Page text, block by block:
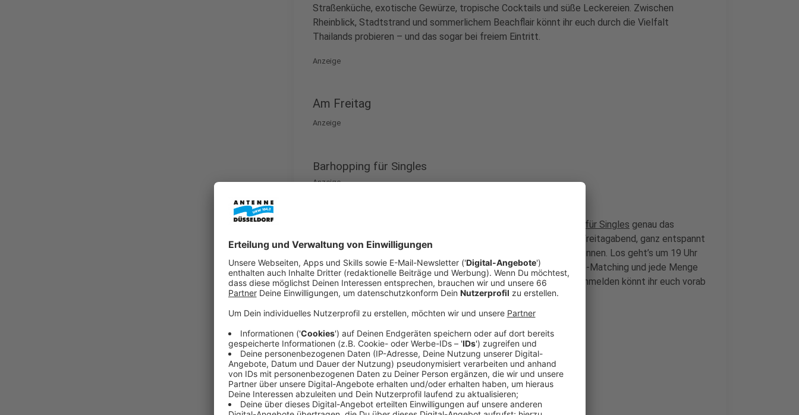
Straßenküche, exotische Gewürze, tropische Cocktails und süße Leckereien. Zwischen
Rheinblick, Stadtstrand und sommerlichem Beachflair könnt ihr euch durch die Vielfalt
Thailands probieren – und das sogar bei freiem Eintritt.
Anzeige
Am Freitag
Anzeige
Barhopping für Singles
Anzeige
Barhopping für Singles genau das
Richtige für euch sein. Statt stundenlangem Swipen lernt ihr am Freitagabend, ganz entspannt
andere Singles bei drei gemeinsamen Barrunden in der Altstadt kennen. Los geht’s um 19 Uhr
am Burgplatz. Mit dabei sind verschiedene Altersgruppen, ein Live-Matching und jede Menge
Gelegenheiten für Gespräche. Die Teilnahme kostet 19,90 Euro, anmelden könnt ihr euch vorab
online.
Am Samstag
Anzeige